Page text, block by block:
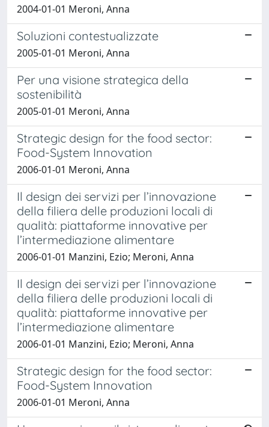
2004-01-01 Meroni, Anna
Soluzioni contestualizzate
2005-01-01 Meroni, Anna
Per una visione strategica della
sostenibilità
2005-01-01 Meroni, Anna
Strategic design for the food sector:
Food-System Innovation
2006-01-01 Meroni, Anna
Il design dei servizi per l’innovazione
della filiera delle produzioni locali di
qualità: piattaforme innovative per
l’intermediazione alimentare
2006-01-01 Manzini, Ezio; Meroni, Anna
Il design dei servizi per l’innovazione
della filiera delle produzioni locali di
qualità: piattaforme innovative per
l’intermediazione alimentare
2006-01-01 Manzini, Ezio; Meroni, Anna
Strategic design for the food sector:
Food-System Innovation
2006-01-01 Meroni, Anna